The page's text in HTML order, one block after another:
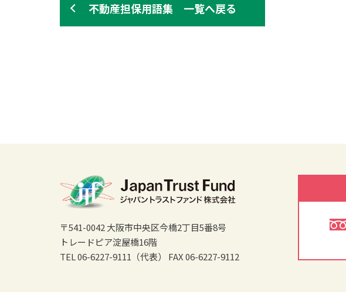
不動産担保用語集 一覧へ戻る
〒541-0042 大阪市中央区今橋2丁目5番8号
トレードピア淀屋橋16階
TEL 06-6227-9111（代表）
FAX 06-6227-9112